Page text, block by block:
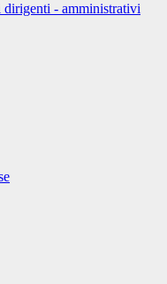
dirigenti - amministrativi